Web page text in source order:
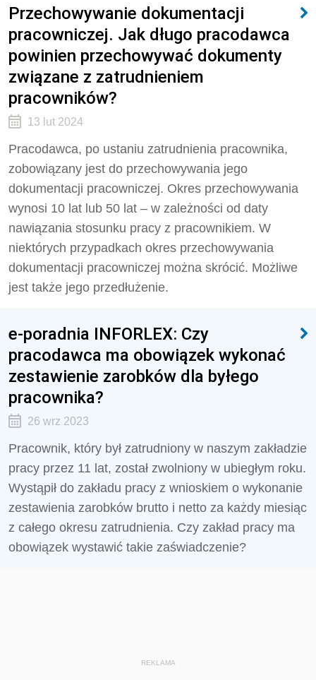
Przechowywanie dokumentacji
pracowniczej. Jak długo pracodawca
powinien przechowywać dokumenty
związane z zatrudnieniem
pracowników?
13 lut 2024
Pracodawca, po ustaniu zatrudnienia pracownika,
zobowiązany jest do przechowywania jego
dokumentacji pracowniczej. Okres przechowywania
wynosi 10 lat lub 50 lat – w zależności od daty
nawiązania stosunku pracy z pracownikiem. W
niektórych przypadkach okres przechowywania
dokumentacji pracowniczej można skrócić. Możliwe
jest także jego przedłużenie.
e-poradnia INFORLEX: Czy
pracodawca ma obowiązek wykonać
zestawienie zarobków dla byłego
pracownika?
26 wrz 2023
Pracownik, który był zatrudniony w naszym zakładzie
pracy przez 11 lat, został zwolniony w ubiegłym roku.
Wystąpił do zakładu pracy z wnioskiem o wykonanie
zestawienia zarobków brutto i netto za każdy miesiąc
z całego okresu zatrudnienia. Czy zakład pracy ma
obowiązek wystawić takie zaświadczenie?
REKLAMA